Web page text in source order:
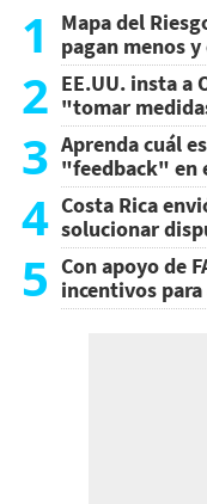
1
Mapa del
pagan menos
2 EE.UU. insta a
"tomar
3 Aprenda cuál
"feedback" en
4 Costa Rica
solucionar
5 Con apoyo de
incentivos